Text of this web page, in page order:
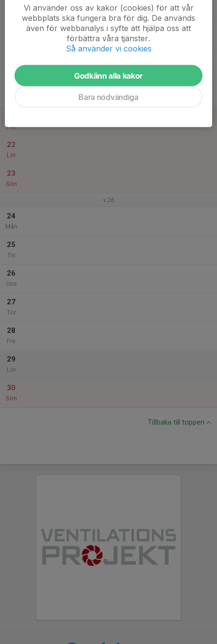
Ons
Fre
22
Lör
23
Sön
v.26
24
Mån
25
Tis
26
Ons
27
Tor
28
Fre
29
Lör
30
Sön
Tillbaka till toppen
Vi använder oss av kakor (cookies) för att vår
webbplats ska fungera bra för dig. De används
även för webbanalys i syfte att hjälpa oss att
förbättra våra tjänster.
Så använder vi cookies
Godkänn alla kakor
Bara nödvändiga